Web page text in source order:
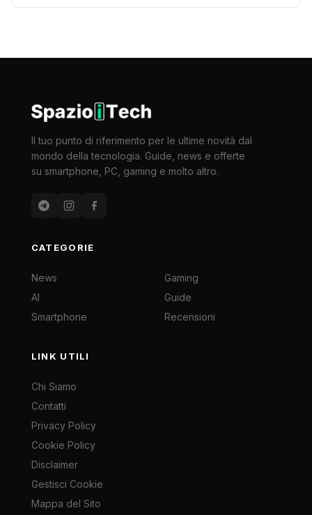
Il tuo punto di riferimento per le ultime novità dal
mondo della tecnologia. Guide, news e offerte
su smartphone, PC, gaming e molto altro.
CATEGORIE
News
AI
Smartphone
Gaming
Guide
Recensioni
LINK UTILI
Chi Siamo
Contatti
Privacy Policy
Cookie Policy
Disclaimer
Gestisci Cookie
Mappa del Sito